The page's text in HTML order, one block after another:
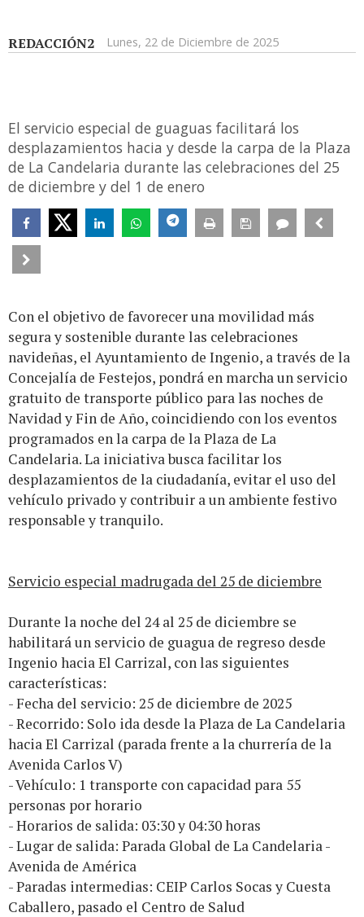
REDACCIÓN2 Lunes, 22 de Diciembre de 2025
El servicio especial de guaguas facilitará los
desplazamientos hacia y desde la carpa de la Plaza
de La Candelaria durante las celebraciones del 25
de diciembre y del 1 de enero
Con el objetivo de favorecer una movilidad más
segura y sostenible durante las celebraciones
navideñas, el Ayuntamiento de Ingenio, a través de la
Concejalía de Festejos, pondrá en marcha un servicio
gratuito de transporte público para las noches de
Navidad y Fin de Año, coincidiendo con los eventos
programados en la carpa de la Plaza de La
Candelaria. La iniciativa busca facilitar los
desplazamientos de la ciudadanía, evitar el uso del
vehículo privado y contribuir a un ambiente festivo
responsable y tranquilo.
Servicio especial madrugada del 25 de diciembre
Durante la noche del 24 al 25 de diciembre se
habilitará un servicio de guagua de regreso desde
Ingenio hacia El Carrizal, con las siguientes
características:
- Fecha del servicio: 25 de diciembre de 2025
- Recorrido: Solo ida desde la Plaza de La Candelaria
hacia El Carrizal (parada frente a la churrería de la
Avenida Carlos V)
- Vehículo: 1 transporte con capacidad para 55
personas por horario
- Horarios de salida: 03:30 y 04:30 horas
- Lugar de salida: Parada Global de La Candelaria -
Avenida de América
- Paradas intermedias: CEIP Carlos Socas y Cuesta
Caballero, pasado el Centro de Salud